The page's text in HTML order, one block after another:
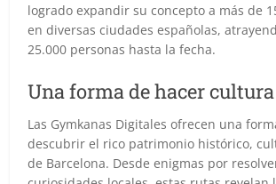
logrado expandir su concepto a más de
en diversas ciudades españolas,
25.000 personas hasta la fecha.
Una forma de hacer
Las Gymkanas Digitales ofrecen una
descubrir el rico patrimonio histórico,
de Barcelona. Desde enigmas por